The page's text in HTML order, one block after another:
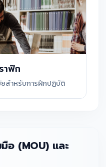
าฟิก
สำหรับการฝึกปฏิบัติ
อ (MOU) และ